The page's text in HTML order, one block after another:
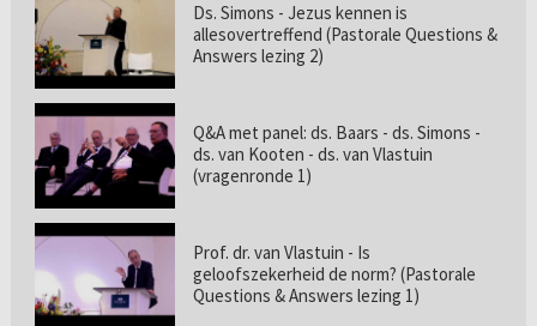
Ds. Simons - Jezus kennen is
allesovertreffend (Pastorale Questions &
Answers lezing 2)
Q&A met panel: ds. Baars - ds. Simons -
ds. van Kooten - ds. van Vlastuin
(vragenronde 1)
Prof. dr. van Vlastuin - Is
geloofszekerheid de norm? (Pastorale
Questions & Answers lezing 1)